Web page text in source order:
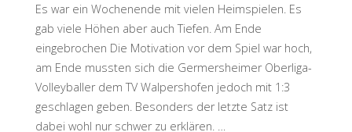
Es war ein Wochenende mit vielen Heimspielen. Es
gab viele Höhen aber auch Tiefen. Am Ende
eingebrochen Die Motivation vor dem Spiel war hoch,
am Ende mussten sich die Germersheimer Oberliga-
Volleyballer dem TV Walpershofen jedoch mit 1:3
geschlagen geben. Besonders der letzte Satz ist
dabei wohl nur schwer zu erklären. …